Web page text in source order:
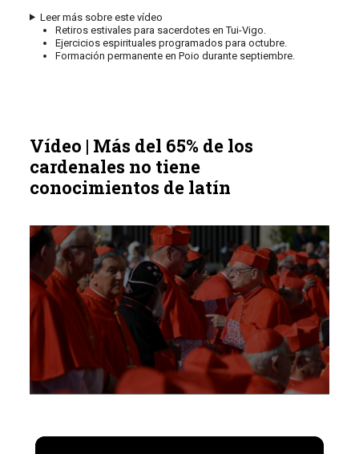
Leer más sobre este vídeo
Retiros estivales para sacerdotes en Tui-Vigo.
Ejercicios espirituales programados para octubre.
Formación permanente en Poio durante septiembre.
Vídeo | Más del 65% de los
cardenales no tiene
conocimientos de latín